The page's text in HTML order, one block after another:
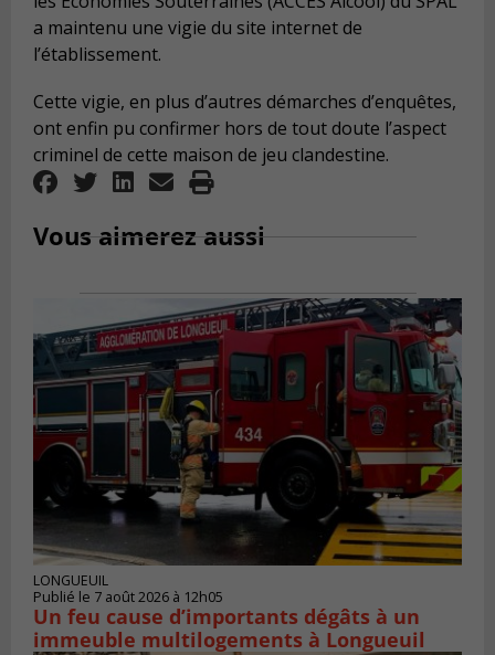
a maintenu une vigie du site internet de
l’établissement.
Cette vigie, en plus d’autres démarches d’enquêtes,
ont enfin pu confirmer hors de tout doute l’aspect
criminel de cette maison de jeu clandestine.
Vous aimerez aussi
LONGUEUIL
Publié le 7 août 2026 à 12h05
Un feu cause d’importants dégâts à un
immeuble multilogements à Longueuil